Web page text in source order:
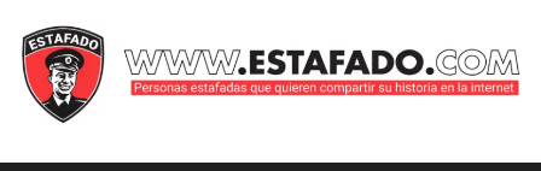
contenido